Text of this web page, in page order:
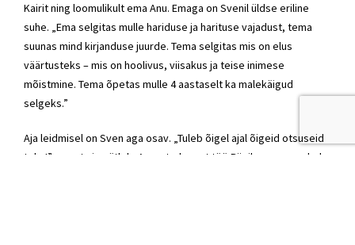
Kairit ning loomulikult ema Anu. Emaga on Svenil üldse eriline
suhe. „Ema selgitas mulle hariduse ja harituse vajadust, tema
suunas mind kirjanduse juurde. Tema selgitas mis on elus
väärtusteks – mis on hoolivus, viisakus ja teise inimese
mõistmine. Tema õpetas mulle 4 aastaselt ka malekäigud
selgeks.”
Aja leidmisel on Sven aga osav. „Tuleb õigel ajal õigeid otsuseid
teha!” nagu ta ise ütleb. Arvestades, et töö Riigikogus on vabale